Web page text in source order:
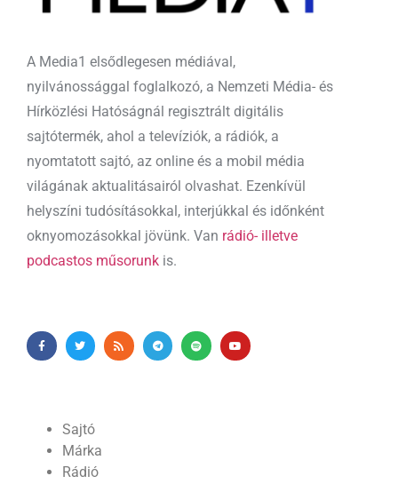
A Media1 elsődlegesen médiával,
nyilvánossággal foglalkozó, a Nemzeti Média- és
Hírközlési Hatóságnál regisztrált digitális
sajtótermék, ahol a televíziók, a rádiók, a
nyomtatott sajtó, az online és a mobil média
világának aktualitásairól olvashat. Ezenkívül
helyszíni tudósításokkal, interjúkkal és időnként
oknyomozásokkal jövünk. Van rádió- illetve
podcastos műsorunk is.
Sajtó
Márka
Rádió